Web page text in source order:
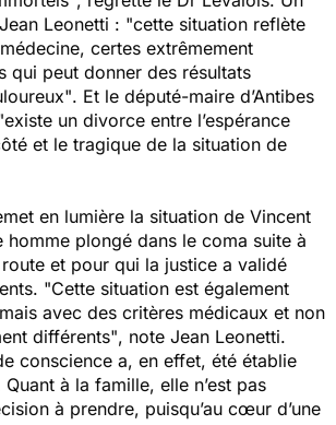
Leonetti : "cette situation reflète
médecine, certes extrêmement
qui peut donner des résultats
. Et le député-maire d’Antibes
un divorce entre l’espérance
et le tragique de la situation de
en lumière la situation de Vincent
homme plongé dans le coma suite à
et pour qui la justice a validé
"Cette situation est également
avec des critères médicaux et non
différents", note Jean Leonetti.
conscience a, en effet, été établie
à la famille, elle n’est pas
à prendre, puisqu’au cœur d’une